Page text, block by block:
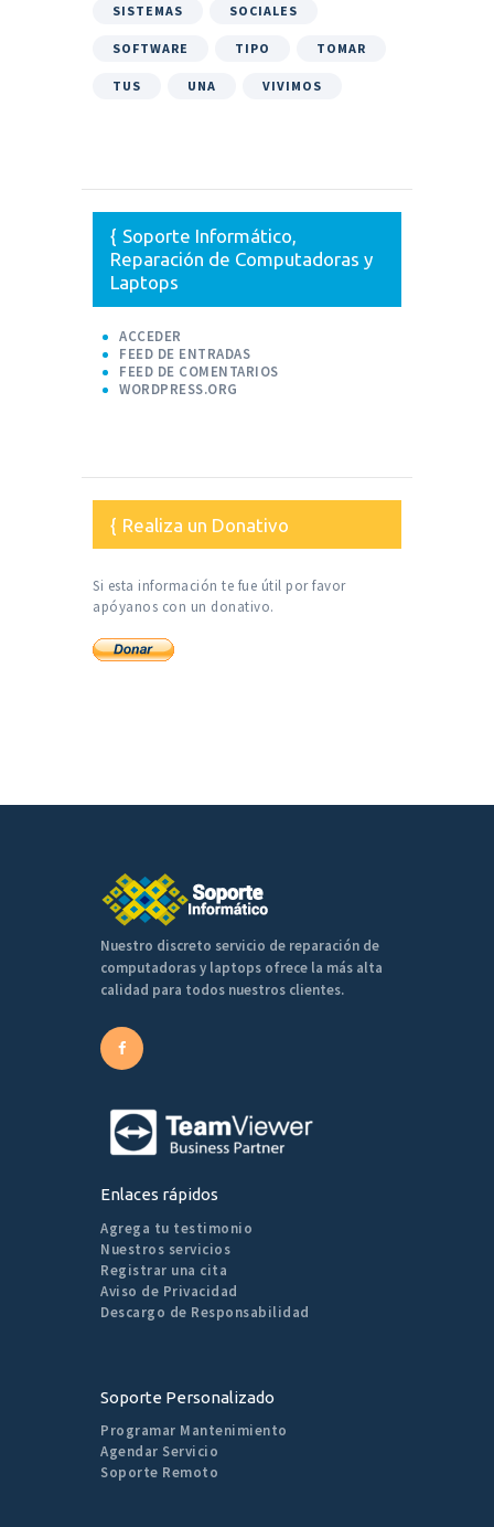
SISTEMAS SOCIALES
SOFTWARE TIPO TOMAR
TUS UNA VIVIMOS
Soporte Informático,
Reparación de Computadoras y
Laptops
ACCEDER
FEED DE ENTRADAS
FEED DE COMENTARIOS
WORDPRESS.ORG
Realiza un Donativo
Si esta información te fue útil por favor
apóyanos con un donativo.
Nuestro discreto servicio de reparación de
computadoras y laptops ofrece la más alta
calidad para todos nuestros clientes.
Enlaces rápidos
Agrega tu testimonio
Nuestros servicios
Registrar una cita
Aviso de Privacidad
Descargo de Responsabilidad
Soporte Personalizado
Programar Mantenimiento
Agendar Servicio
Soporte Remoto